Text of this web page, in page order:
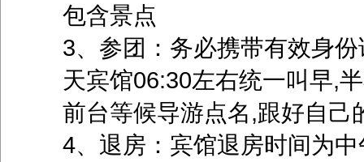
包含景点
3、参团：务必携带有效身
天宾馆06:30左右统一叫早,
前台等候导游点名,跟好自
4、退房：宾馆退房时间为